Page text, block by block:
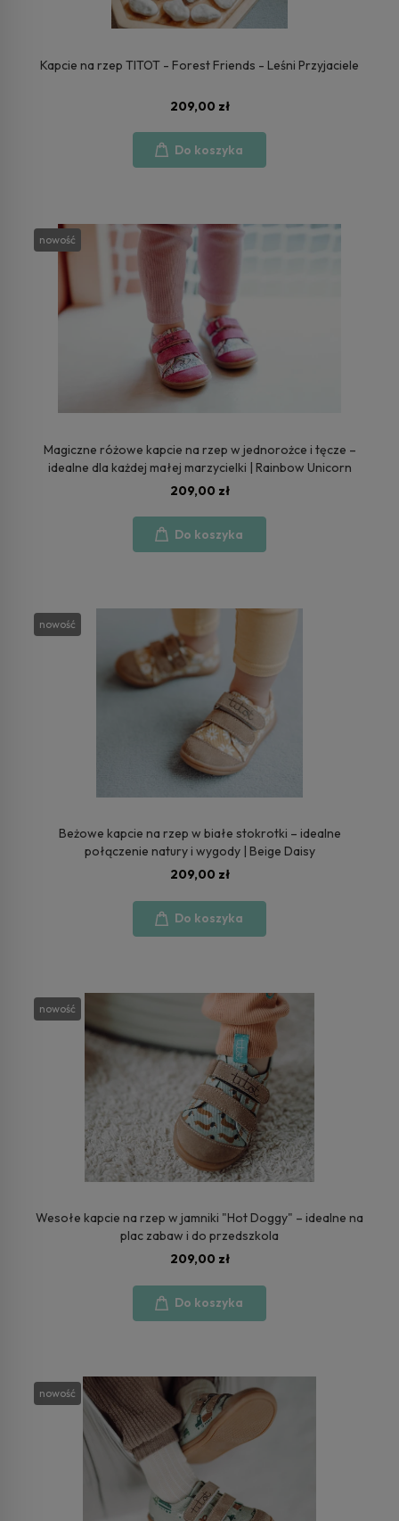
Kapcie na rzep TITOT - Forest Friends - Leśni Przyjaciele
209,00 zł
Do koszyka
Magiczne różowe kapcie na rzep w jednorożce i tęcze –
idealne dla każdej małej marzycielki | Rainbow Unicorn
209,00 zł
Do koszyka
nowość
Beżowe kapcie na rzep w białe stokrotki – idealne
połączenie natury i wygody | Beige Daisy
209,00 zł
Do koszyka
nowość
Wesołe kapcie na rzep w jamniki "Hot Doggy" – idealne na
plac zabaw i do przedszkola
209,00 zł
Do koszyka
nowość
nowość